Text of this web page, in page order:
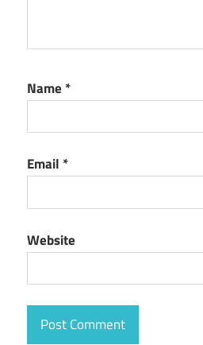
Name *
Email *
Website